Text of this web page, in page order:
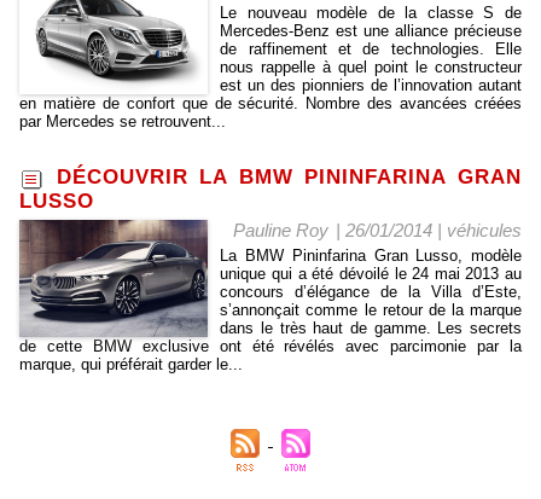
Le nouveau modèle de la classe S de
Mercedes-Benz est une alliance précieuse
de raffinement et de technologies. Elle
nous rappelle à quel point le constructeur
est un des pionniers de l’innovation autant
en matière de confort que de sécurité. Nombre des avancées créées
par Mercedes se retrouvent...
DÉCOUVRIR LA BMW PININFARINA GRAN
LUSSO
Pauline Roy | 26/01/2014 | véhicules
La BMW Pininfarina Gran Lusso, modèle
unique qui a été dévoilé le 24 mai 2013 au
concours d’élégance de la Villa d’Este,
s’annonçait comme le retour de la marque
dans le très haut de gamme. Les secrets
de cette BMW exclusive ont été révélés avec parcimonie par la
marque, qui préférait garder le...